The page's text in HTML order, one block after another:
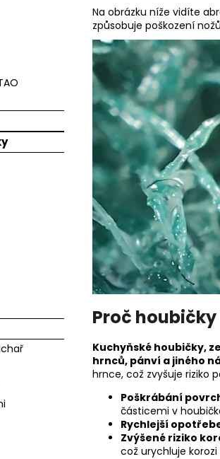
Na obrázku níže vidíte
způsobuje poškození
Proč
Kuchyňské houbičky,
hrnců, pánví a jiného
hrnce, což zvyšuje riziko
Poškrábání
částicemi v
Rychlejší
Zvýšené riziko
což urychluje korozi